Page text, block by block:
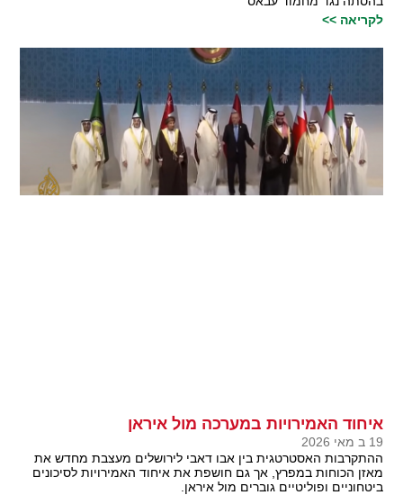
לקריאה >>
איחוד האמירויות במערכה מול איראן
19 ב מאי 2026
ההתקרבות האסטרטגית בין אבו דאבי לירושלים מעצבת מחדש את
מאזן הכוחות במפרץ, אך גם חושפת את איחוד האמירויות לסיכונים
ביטחוניים ופוליטיים גוברים מול איראן.